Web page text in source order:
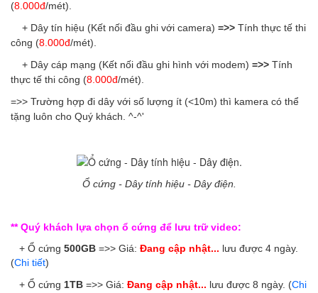
(8.000đ/mét).
+ Dây tín hiệu (Kết nối đầu ghi với camera) =>> Tính thực tế thi
công (8.000đ/mét).
+ Dây cáp mạng (Kết nối đầu ghi hình với modem) =>> Tính
thực tế thi công (8.000đ/mét).
=>> Trường hợp đi dây với số lượng ít (<10m) thì kamera có thể
tặng luôn cho Quý khách. ^-^'
Ổ cứng - Dây tính hiệu - Dây điện.
** Quý khách lựa chọn ổ cứng để lưu trữ video:
+ Ổ cứng 500GB =>> Giá: Đang cập nhật... lưu được 4 ngày.
(Chi tiết)
+ Ổ cứng 1TB =>> Giá: Đang cập nhật... lưu được 8 ngày. (Chi